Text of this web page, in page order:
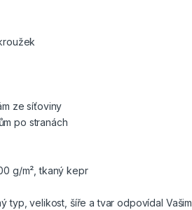
ze síťoviny
po stranách
g/m², tkaný kepr
typ, velikost, šíře a tvar odpovídal